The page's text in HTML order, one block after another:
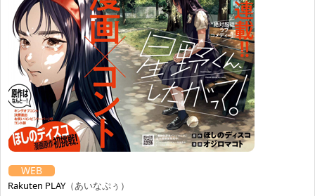
WEB
Rakuten PLAY（あいなぷぅ）